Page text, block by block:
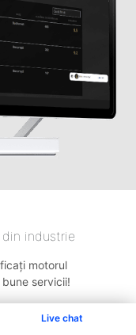
Live chat
industrie
motorul
servicii!